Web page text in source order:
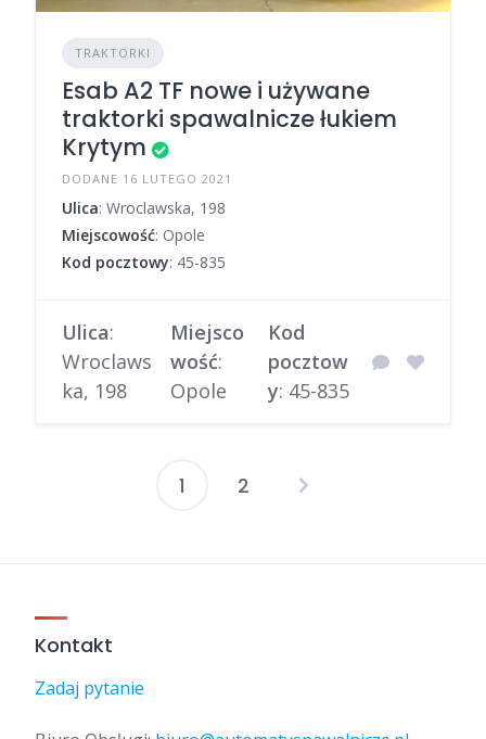
TRAKTORKI
Esab A2 TF nowe i używane
traktorki spawalnicze łukiem
Krytym
DODANE 16 LUTEGO 2021
Ulica: Wroclawska, 198
Miejscowość: Opole
Kod pocztowy: 45-835
Ulica:
Wroclaws
ka, 198
Miejsco
wość:
Opole
Kod
pocztow
y: 45-835
Stronicowanie
1 2
Kontakt
Zadaj pytanie